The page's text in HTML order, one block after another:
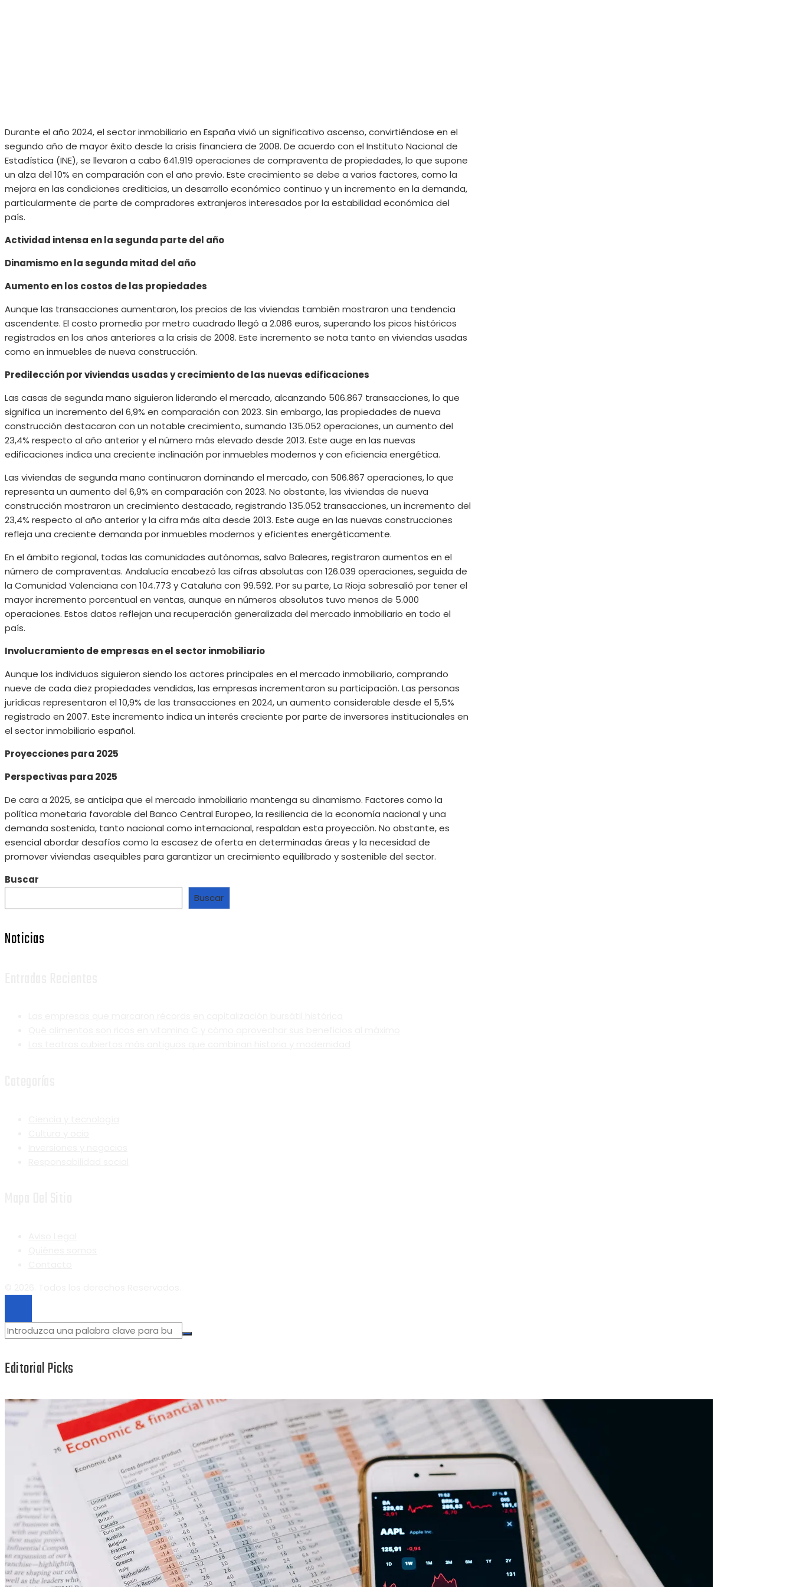
Durante el año 2024, el sector inmobiliario en España vivió un significativo ascenso, convirtiéndose en el
segundo año de mayor éxito desde la crisis financiera de 2008. De acuerdo con el Instituto Nacional de
Estadística (INE), se llevaron a cabo 641.919 operaciones de compraventa de propiedades, lo que supone
un alza del 10% en comparación con el año previo. Este crecimiento se debe a varios factores, como la
mejora en las condiciones crediticias, un desarrollo económico continuo y un incremento en la demanda,
particularmente de parte de compradores extranjeros interesados por la estabilidad económica del
país.
Actividad intensa en la segunda parte del año
Dinamismo en la segunda mitad del año
Aumento en los costos de las propiedades
Aunque las transacciones aumentaron, los precios de las viviendas también mostraron una tendencia
ascendente. El costo promedio por metro cuadrado llegó a 2.086 euros, superando los picos históricos
registrados en los años anteriores a la crisis de 2008. Este incremento se nota tanto en viviendas usadas
como en inmuebles de nueva construcción.
Predilección por viviendas usadas y crecimiento de las nuevas edificaciones
Las casas de segunda mano siguieron liderando el mercado, alcanzando 506.867 transacciones, lo que
significa un incremento del 6,9% en comparación con 2023. Sin embargo, las propiedades de nueva
construcción destacaron con un notable crecimiento, sumando 135.052 operaciones, un aumento del
23,4% respecto al año anterior y el número más elevado desde 2013. Este auge en las nuevas
edificaciones indica una creciente inclinación por inmuebles modernos y con eficiencia energética.
Las viviendas de segunda mano continuaron dominando el mercado, con 506.867 operaciones, lo que
representa un aumento del 6,9% en comparación con 2023. No obstante, las viviendas de nueva
construcción mostraron un crecimiento destacado, registrando 135.052 transacciones, un incremento del
23,4% respecto al año anterior y la cifra más alta desde 2013. Este auge en las nuevas construcciones
refleja una creciente demanda por inmuebles modernos y eficientes energéticamente.
En el ámbito regional, todas las comunidades autónomas, salvo Baleares, registraron aumentos en el
número de compraventas. Andalucía encabezó las cifras absolutas con 126.039 operaciones, seguida de
la Comunidad Valenciana con 104.773 y Cataluña con 99.592. Por su parte, La Rioja sobresalió por tener el
mayor incremento porcentual en ventas, aunque en números absolutos tuvo menos de 5.000
operaciones. Estos datos reflejan una recuperación generalizada del mercado inmobiliario en todo el
país.
Involucramiento de empresas en el sector inmobiliario
Aunque los individuos siguieron siendo los actores principales en el mercado inmobiliario, comprando
nueve de cada diez propiedades vendidas, las empresas incrementaron su participación. Las personas
jurídicas representaron el 10,9% de las transacciones en 2024, un aumento considerable desde el 5,5%
registrado en 2007. Este incremento indica un interés creciente por parte de inversores institucionales en
el sector inmobiliario español.
Proyecciones para 2025
Perspectivas para 2025
De cara a 2025, se anticipa que el mercado inmobiliario mantenga su dinamismo. Factores como la
política monetaria favorable del Banco Central Europeo, la resiliencia de la economía nacional y una
demanda sostenida, tanto nacional como internacional, respaldan esta proyección. No obstante, es
esencial abordar desafíos como la escasez de oferta en determinadas áreas y la necesidad de
promover viviendas asequibles para garantizar un crecimiento equilibrado y sostenible del sector.
Buscar
Buscar
Noticias
Editorial Picks